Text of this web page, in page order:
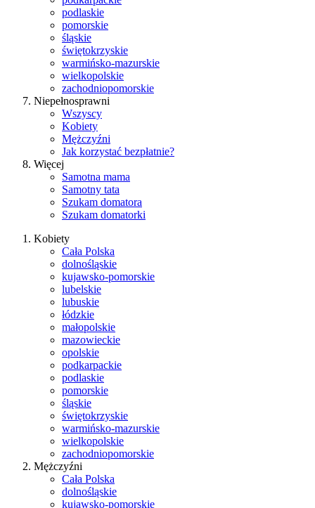
podlaskie
pomorskie
śląskie
świętokrzyskie
warmińsko-mazurskie
wielkopolskie
zachodniopomorskie
Niepełnosprawni
Wszyscy
Kobiety
Mężczyźni
Jak korzystać bezpłatnie?
Więcej
Samotna mama
Samotny tata
Szukam domatora
Szukam domatorki
Kobiety
Cała Polska
dolnośląskie
kujawsko-pomorskie
lubelskie
lubuskie
łódzkie
małopolskie
mazowieckie
opolskie
podkarpackie
podlaskie
pomorskie
śląskie
świętokrzyskie
warmińsko-mazurskie
wielkopolskie
zachodniopomorskie
Mężczyźni
Cała Polska
dolnośląskie
kujawsko-pomorskie